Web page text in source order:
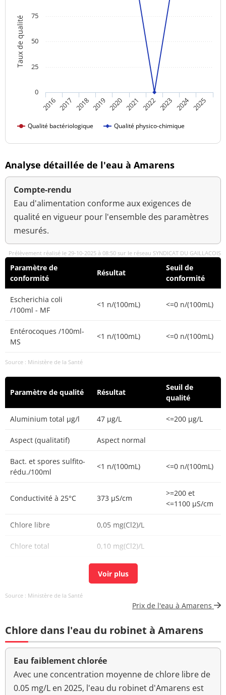
Taux de qualité
Qualité bactériologique Qualité physico-chimique
2016 2017 2018 2019 2020 2021 2022 2023 2024 2025
0
25
50
75
Analyse détaillée de l'eau à Amarens
Compte-rendu
Eau d'alimentation conforme aux exigences de
qualité en vigueur pour l'ensemble des paramètres
mesurés.
Prélèvement réalisé le 29-10-2025 à 08:50 sur le réseau SYNDICAT DU GAILLACOIS
Paramètre de
conformité
Résultat
Seuil de
conformité
Escherichia coli
/100ml - MF
<1 n/(100mL) <=0 n/(100mL)
Entérocoques /100ml-
MS
<1 n/(100mL) <=0 n/(100mL)
Source : Ministère de la Santé
Paramètre de qualité Résultat
Seuil de
qualité
Aluminium total µg/l 47 µg/L <=200 µg/L
Aspect (qualitatif) Aspect normal
Bact. et spores sulfito-
rédu./100ml
<1 n/(100mL) <=0 n/(100mL)
Conductivité à 25°C 373 µS/cm
>=200 et
<=1100 µS/cm
Chlore libre 0,05 mg(Cl2)/L
Chlore total 0,10 mg(Cl2)/L
Couleur (qualitatif)
Bactéries coliformes
/100ml-MS
<1 n/(100mL) <=0 n/(100mL)
Bact. aér. revivifiables
à 22°-68h
Source : Ministère de la Santé
Prix de l'eau à Amarens
Chlore dans l'eau du robinet à Amarens
Eau faiblement chlorée
Avec une concentration moyenne de chlore libre de
0.05 mg/L en 2025, l'eau du robinet d'Amarens est